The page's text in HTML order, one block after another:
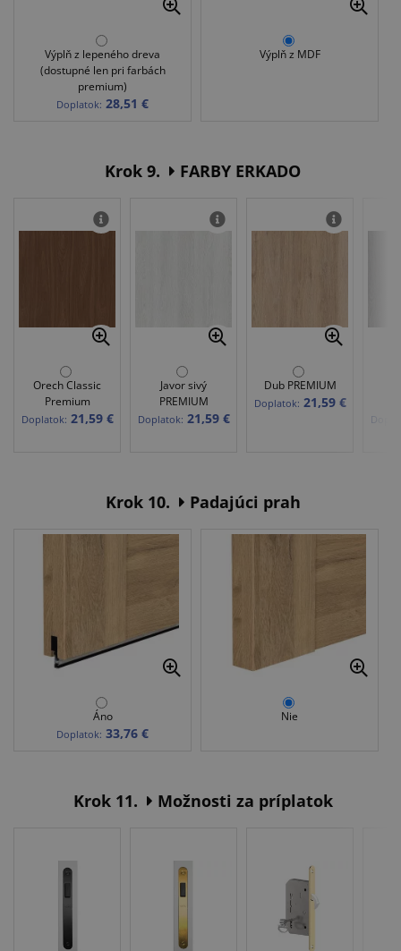
Výplň z lepeného dreva
(dostupné len pri farbách
premium)
Doplatok: 28,51 €
Výplň z MDF
Krok 9. FARBY ERKADO
Orech Classic
Premium
Doplatok: 21,59 €
Javor sivý
PREMIUM
Doplatok: 21,59 €
Dub PREMIUM
Doplatok: 21,59 €
Krok 10. Padajúci prah
Áno
Doplatok: 33,76 €
Nie
Krok 11. Možnosti za príplatok